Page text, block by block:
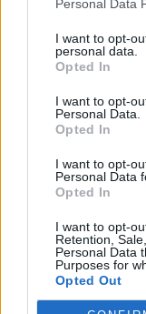
Personal Data
I want to opt-
personal data.
Opted In
I want to opt-
Personal Data.
Opted In
I want to opt-
Personal Data
Opted In
I want to opt-
Retention,
Personal Data
Purposes for
Opted Out